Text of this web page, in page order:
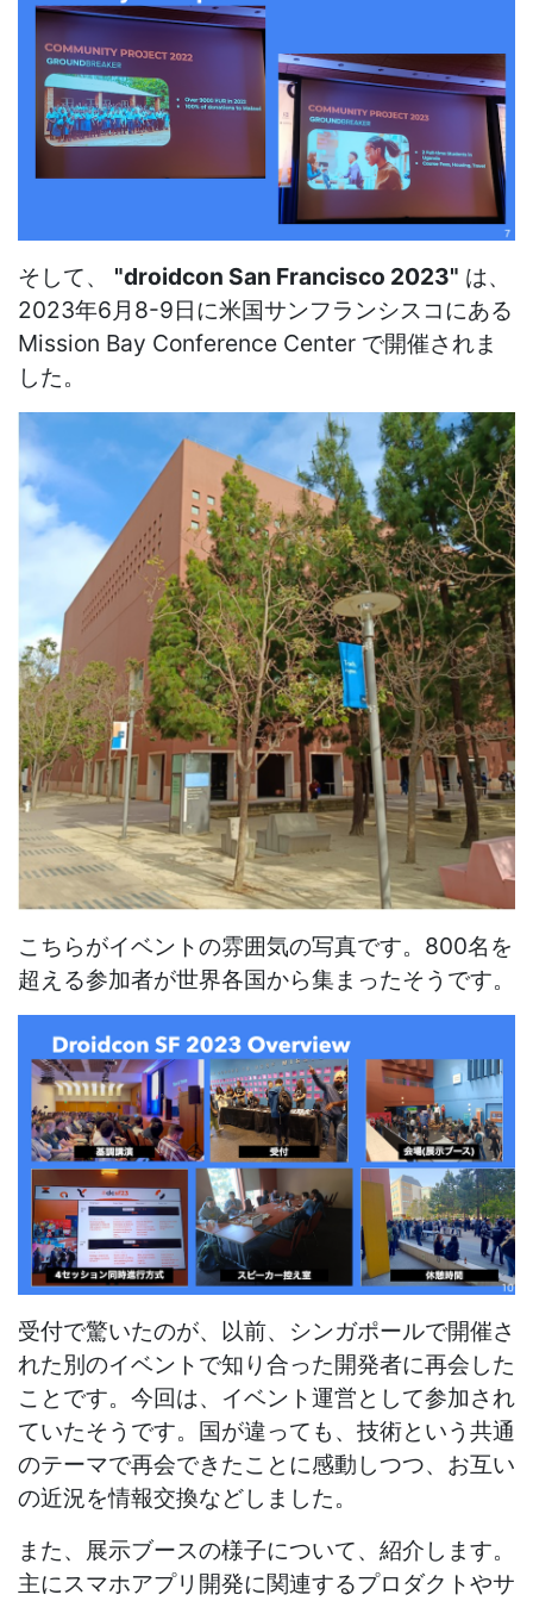
そして、 "droidcon San Francisco 2023" は、
2023年6月8-9日に米国サンフランシスコにある
Mission Bay Conference Center で開催されま
した。
こちらがイベントの雰囲気の写真です。800名を
超える参加者が世界各国から集まったそうです。
受付で驚いたのが、以前、シンガポールで開催さ
れた別のイベントで知り合った開発者に再会した
ことです。今回は、イベント運営として参加され
ていたそうです。国が違っても、技術という共通
のテーマで再会できたことに感動しつつ、お互い
の近況を情報交換などしました。
また、展示ブースの様子について、紹介します。
主にスマホアプリ開発に関連するプロダクトやサ